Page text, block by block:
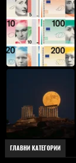
ГЛАВНИ КАТЕГОРИИ